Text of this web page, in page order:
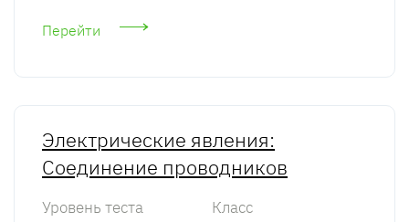
Перейти
Электрические явления:
Соединение проводников
Уровень теста Класс